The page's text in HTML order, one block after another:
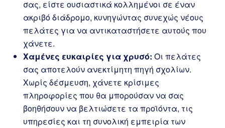
σας, είστε ουσιαστικά κολλημένοι σε έναν
ακριβό διάδρομο, κυνηγώντας συνεχώς νέους
πελάτες για να αντικαταστήσετε αυτούς που
χάνετε.
Χαμένες ευκαιρίες για χρυσό: Οι πελάτες
σας αποτελούν ανεκτίμητη πηγή σχολίων.
Χωρίς δέσμευση, χάνετε κρίσιμες
πληροφορίες που θα μπορούσαν να σας
βοηθήσουν να βελτιώσετε τα προϊόντα, τις
υπηρεσίες και τη συνολική εμπειρία των